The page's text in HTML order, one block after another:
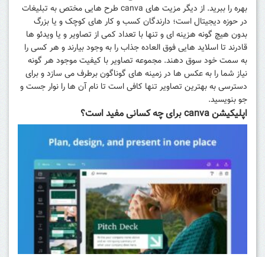
بهره را ببرید. از دیگر مزیت های canva طرح هایی مختص به تبلیغات
در حوزه دیجیتال است؛ دارندگان کسب و کار های کوچک و یا بزرگ
بدون هیچ گونه هزینه ای و تنها با تعداد کمی از تصاویر و یا ویدئو ها
قادرند تا اسلاید هایی فوق العاده جذاب را به وجود بیارند و هر کسی را
به سمت خود سوق دهند. مجموعه تصاویر با کیفیت موجود هر گونه
نیاز شما را به عکس ها در زمینه های گوناگون برطرف می سازد و برای
دسترسی به بهترین تصاویر تنها کافی است تا نام آن ها را نوار جست و
جو بنویسید.
اپلیکیشن canva برای چه کسانی مفید است؟